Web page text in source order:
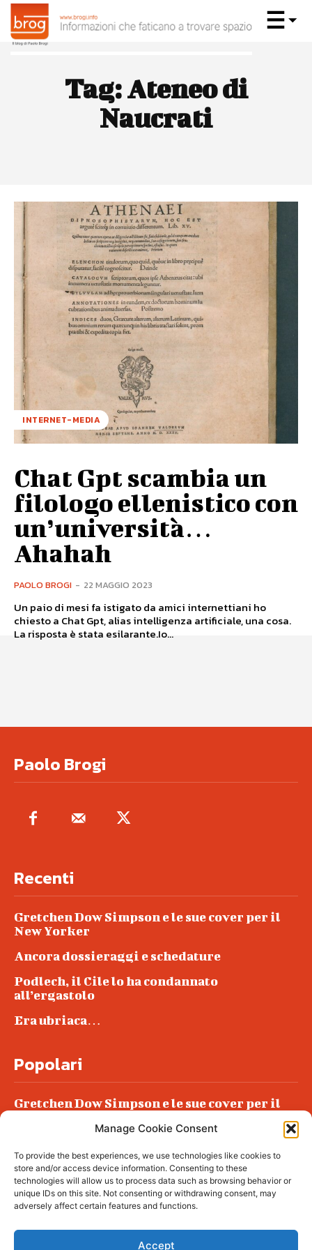
Manage Cookie Consent
To provide the best experiences, we use technologies like cookies to
store and/or access device information. Consenting to these
technologies will allow us to process data such as browsing behavior or
unique IDs on this site. Not consenting or withdrawing consent, may
adversely affect certain features and functions.
Accept
Tag:Ateneo di
Naucrati
INTERNET-MEDIA
Chat Gpt scambia un
filologo ellenistico con
un’università…
Ahahah
PAOLO BROGI - 22 MAGGIO 2023
Un paio di mesi fa istigato da amici internettiani ho
chiesto a Chat Gpt, alias intelligenza artificiale, una cosa.
La risposta è stata esilarante.Io...
Paolo Brogi
Recenti
Gretchen Dow Simpson e le sue cover per il
New Yorker
Ancora dossieraggi e schedature
Podlech, il Cile lo ha condannato
all’ergastolo
Era ubriaca…
Popolari
Gretchen Dow Simpson e le sue cover per il
Podlech, il Cile lo ha condannato
all’ergastolo
Era ubriaca…